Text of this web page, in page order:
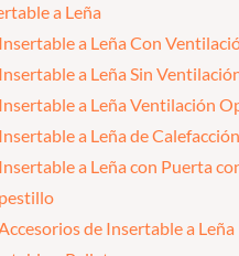
a Leña
Insertable a Leña Con
Insertable a Leña Sin
Insertable a Leña Ventilación
Insertable a Leña de
Insertable a Leña con Puerta
pestillo
Accesorios de Insertable a Leña